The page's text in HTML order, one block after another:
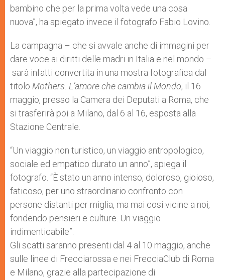
bambino che per la prima volta vede una cosa
nuova”, ha spiegato invece il fotografo Fabio Lovino.
La campagna – che si avvale anche di immagini per
dare voce ai diritti delle madri in Italia e nel mondo –
sarà infatti convertita in una mostra fotografica dal
titolo Mothers. L’amore che cambia il Mondo, il 16
maggio, presso la Camera dei Deputati a Roma, che
si trasferirà poi a Milano, dal 6 al 16, esposta alla
Stazione Centrale.
“Un viaggio non turistico, un viaggio antropologico,
sociale ed empatico durato un anno”, spiega il
fotografo. “È stato un anno intenso, doloroso, gioioso,
faticoso, per uno straordinario confronto con
persone distanti per miglia, ma mai cosi vicine a noi,
fondendo pensieri e culture. Un viaggio
indimenticabile”.
Gli scatti saranno presenti dal 4 al 10 maggio, anche
sulle linee di Frecciarossa e nei FrecciaClub di Roma
e Milano, grazie alla partecipazione di